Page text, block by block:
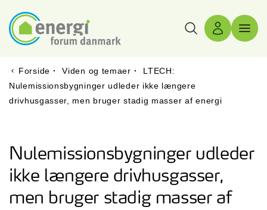
Søg Log ind
Forside · Viden og temaer ·
LTECH:
Nulemissionsbygninger udleder ikke længere
drivhusgasser, men bruger stadig masser af energi
Nulemissionsbygninger udleder
ikke længere drivhusgasser,
men bruger stadig masser af